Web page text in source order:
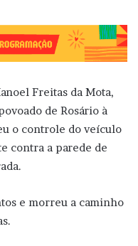
Freitas da Mota,
de Rosário à
o controle do veículo
contra a parede de
e morreu a caminho